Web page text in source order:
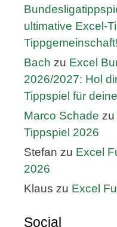
ultimative Excel-
Tippgemeinschaft!
Bach zu Excel
2026/2027: Hol
Tippspiel für
Marco Schade zu
Tippspiel 2026
Stefan zu Excel
2026
Klaus zu Excel
Social